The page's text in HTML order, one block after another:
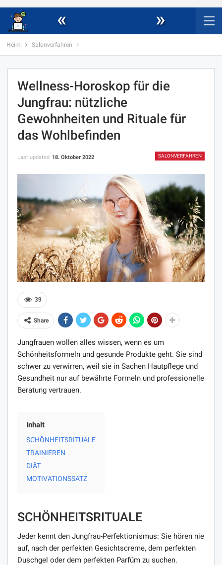
« »
Heim Salonverfahren
Wellness-Horoskop für die
Jungfrau: nützliche
Gewohnheiten und Rituale für
das Wohlbefinden
SALONVERFAHREN
Last updated 18. Oktober 2022
39
Share
Jungfrauen wollen alles wissen, wenn es um
Schönheitsformeln und gesunde Produkte geht. Sie sind
schwer zu verwirren, weil sie in Sachen Hautpflege und
Gesundheit nur auf bewährte Formeln und professionelle
Beratung vertrauen.
Inhalt
SCHÖNHEITSRITUALE
TRAINIEREN
DIÄT
MOTIVATIONSSATZ
SCHÖNHEITSRITUALE
Jeder kennt den Jungfrau-Perfektionismus: Sie hören nie
auf, nach der perfekten Gesichtscreme, dem perfekten
Duschgel oder dem perfekten Parfüm zu suchen.